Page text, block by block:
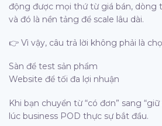
động được mọi thứ từ giá bán, dòng
và đó là nền tảng để scale lâu dài.
👉 Vì vậy, câu trả lời không phải là
Sàn để test sản phẩm
Website để tối đa lợi nhuận
Khi bạn chuyển từ “có đơn” sang
lúc business POD thực sự bắt đầu.